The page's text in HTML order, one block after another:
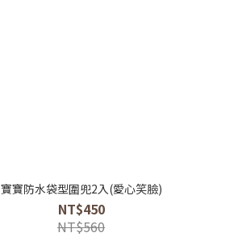
寶寶防水袋型圍兜2入(愛心笑臉)
NT$450
NT$560